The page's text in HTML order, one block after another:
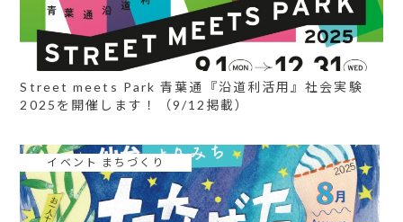
Street meets Park 青葉通『沿道利活用』社会実験
2025を開催します！（9/12掲載）
イベント まちづくり